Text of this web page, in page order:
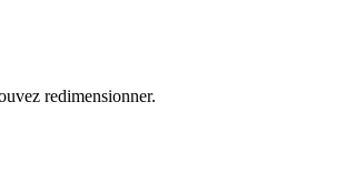
redimensionner.